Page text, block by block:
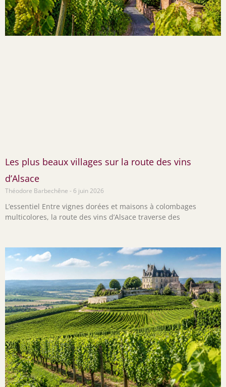
Les plus beaux villages sur la route des vins
d’Alsace
Théodore Barbechêne 6 juin 2026
L’essentiel Entre vignes dorées et maisons à colombages
multicolores, la route des vins d’Alsace traverse des